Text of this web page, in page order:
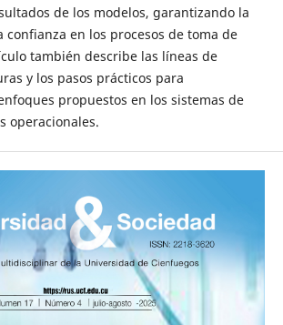
de los modelos, garantizando la
confianza en los procesos de toma de
también describe las líneas de
y los pasos prácticos para
propuestos en los sistemas de
operacionales.